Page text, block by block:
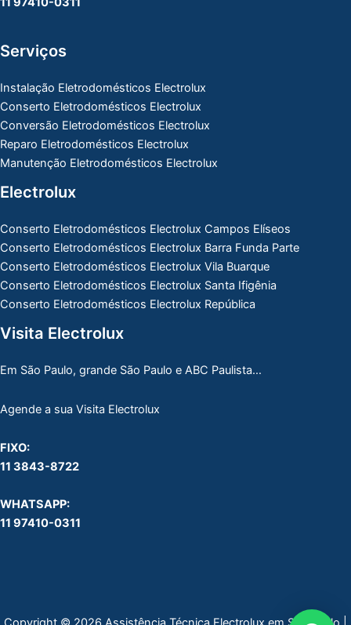
Serviços
Instalação Eletrodomésticos Electrolux
Conserto Eletrodomésticos Electrolux
Conversão Eletrodomésticos Electrolux
Reparo Eletrodomésticos Electrolux
Manutenção Eletrodomésticos Electrolux
Electrolux
Conserto Eletrodomésticos Electrolux Campos Elíseos
Conserto Eletrodomésticos Electrolux Barra Funda Parte
Conserto Eletrodomésticos Electrolux Vila Buarque
Conserto Eletrodomésticos Electrolux Santa Ifigênia
Conserto Eletrodomésticos Electrolux República
Visita Electrolux
Em São Paulo, grande São Paulo e ABC Paulista…
Agende a sua Visita Electrolux
FIXO:
11 3843-8722
WHATSAPP:
11 97410-0311